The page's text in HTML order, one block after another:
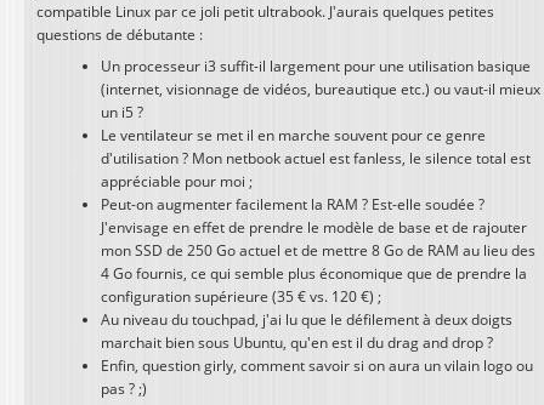
compatible Linux par ce joli petit ultrabook. J'aurais quelques petites
questions de débutante :
Un processeur i3 suffit-il largement pour une utilisation basique
(internet, visionnage de vidéos, bureautique etc.) ou vaut-il mieux
un i5 ?
Le ventilateur se met il en marche souvent pour ce genre
d'utilisation ? Mon netbook actuel est fanless, le silence total est
appréciable pour moi ;
Peut-on augmenter facilement la RAM ? Est-elle soudée ?
J'envisage en effet de prendre le modèle de base et de rajouter
mon SSD de 250 Go actuel et de mettre 8 Go de RAM au lieu des
4 Go fournis, ce qui semble plus économique que de prendre la
configuration supérieure (35 € vs. 120 €) ;
Au niveau du touchpad, j'ai lu que le défilement à deux doigts
marchait bien sous Ubuntu, qu'en est il du drag and drop ?
Enfin, question girly, comment savoir si on aura un vilain logo ou
pas ? ;)